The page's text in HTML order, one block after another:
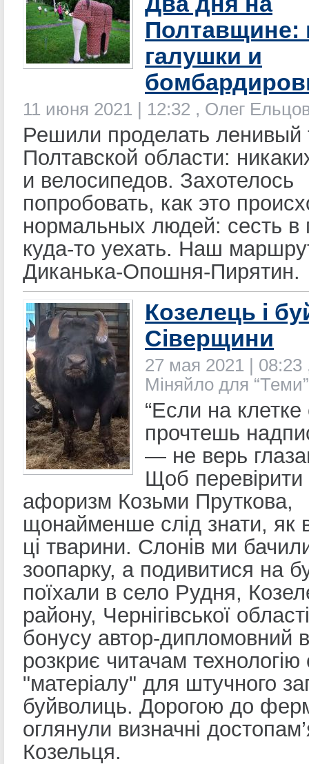
Полтавщине:
галушки и
11 июня 2021 | 12:32 , Олег
Решили проделать ленивый
Полтавской области:
и велосипедов. Захотелось
попробовать, как это
нормальных людей: сесть
куда-то уехать. Наш
Диканька-Опошня-Пирятин.
Козелець і
Сіверщини
27 мая 2021 | 08:23
Міняйло для “Теми”
“Если на
прочтешь
— не верь
Щоб перевірити
афоризм Козьми Пруткова,
щонайменше слід знати, як
ці тварини. Слонів ми
зоопарку, а подивитися на
поїхали в село Рудня,
району, Чернігівської
бонусу автор-дипломовний
розкриє читачам
"матеріалу" для штучного
буйволиць. Дорогою до
оглянули визначні
Козельця.